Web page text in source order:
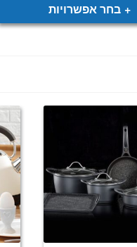
בחר אפשרויות